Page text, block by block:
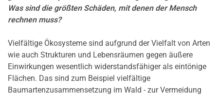
Was sind die größten Schäden, mit denen der Mensch
rechnen muss?
Vielfältige Ökosysteme sind aufgrund der Vielfalt von Arten
wie auch Strukturen und Lebensräumen gegen äußere
Einwirkungen wesentlich widerstandsfähiger als eintönige
Flächen. Das sind zum Beispiel vielfältige
Baumartenzusammensetzung im Wald - zur Vermeidung